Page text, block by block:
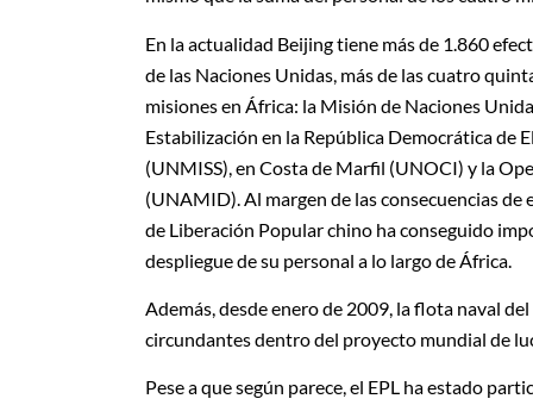
En la actualidad Beijing tiene más de 1.860
de las Naciones Unidas, más de las cuatro
misiones en África: la Misión de Naciones
Estabilización en la República Democrática de
(UNMISS), en Costa de Marfil (UNOCI) y la
(UNAMID). Al margen de las consecuencias
de Liberación Popular chino ha conseguido
despliegue de su personal a lo largo de África.
Además, desde enero de 2009, la flota naval
circundantes dentro del proyecto mundial de
Pese a que según parece, el EPL ha estado